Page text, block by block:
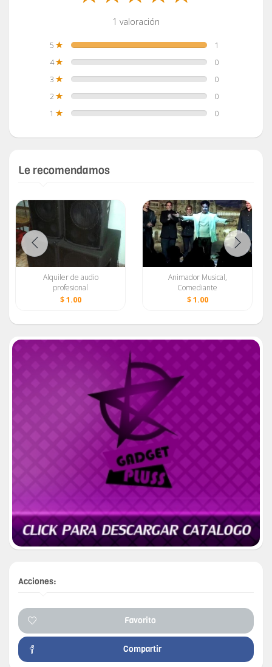
1 valoración
5
1
4
0
3
0
2
0
1
0
Le recomendamos
Alquiler de audio
profesional
$ 1.00
Animador Musical,
Comediante
$ 1.00
Acciones:
Favorito
Compartir